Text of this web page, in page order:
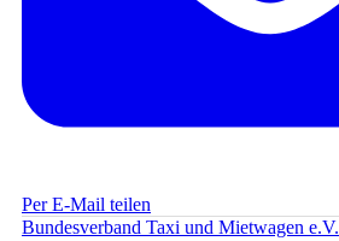
Per E-Mail teilen
Bundesverband Taxi und Mietwagen e.V.